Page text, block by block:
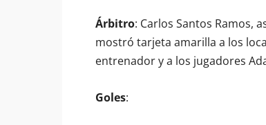
Árbitro: Carlos Santos Ramos,
mostró tarjeta amarilla a los
entrenador y a los jugadores
Goles: